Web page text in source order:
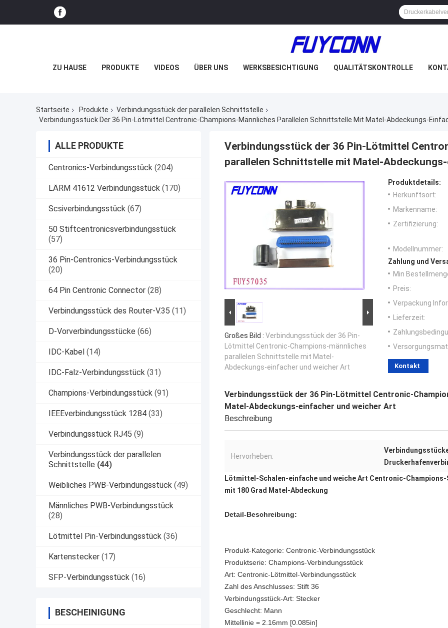
ZU HAUSE PRODUKTE VIDEOS ÜBER UNS WERKSBESICHTIGUNG QUALITÄTSKONTROLLE
Startseite Produkte
Verbindungsstück der parallelen Schnittstelle
Verbindungsstück Der 36 Pin-Lötmittel Centronic-Champions-Männliches Parallelen Schnittstelle Mit Matel-Abdeckungs-
ALLE PRODUKTE
Centronics-Verbindungsstück (204)
LÄRM 41612 Verbindungsstück (170)
Scsiverbindungsstück (67)
50 Stiftcentronicsverbindungsstück
(57)
36 Pin-Centronics-Verbindungsstück
(20)
64 Pin Centronic Connector (28)
Verbindungsstück des Router-V.35 (11)
D-Vorverbindungsstücke (66)
IDC-Kabel (14)
IDC-Falz-Verbindungsstück (31)
Champions-Verbindungsstück (91)
IEEEverbindungsstück 1284 (33)
Verbindungsstück RJ45 (9)
Verbindungsstück der parallelen
Schnittstelle (44)
Weibliches PWB-Verbindungsstück (49)
Männliches PWB-Verbindungsstück
(28)
Lötmittel Pin-Verbindungsstück (36)
Kartenstecker (17)
SFP-Verbindungsstück (16)
BESCHEINIGUNG
Verbindungsstück der 36 Pin-Lötmittel
parallelen Schnittstelle mit Matel-
Großes Bild : Verbindungsstück der 36 Pin-
Lötmittel Centronic-Champions-männliches
parallelen Schnittstelle mit Matel-
Abdeckungs-einfacher und weicher Art
Produktdetails:
Herkunftsort:
Markenname:
Zertifizierung:
Modellnummer:
Zahlung und
Min
Preis:
Verpackung
Lieferzeit:
Kontakt
Verbindungsstück der 36 Pin-Lötmittel Centronic-
Matel-Abdeckungs-einfacher und weicher Art
Beschreibung
Hervorheben:
Lötmittel-Schalen-einfache und weiche Art Centronic-
mit 180 Grad Matel-Abdeckung
Detail-Beschreibung:
Produkt-Kategorie: Centronic-Verbindungsstück
Produktserie: Champions-Verbindungsstück
Art: Centronic-Lötmittel-Verbindungsstück
Zahl des Anschlusses: Stift 36
Verbindungsstück-Art: Stecker
Geschlecht: Mann
Mittellinie = 2.16mm [0.085in]